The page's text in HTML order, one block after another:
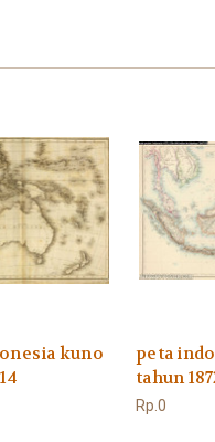
kuno
peta
tahun
Rp.0